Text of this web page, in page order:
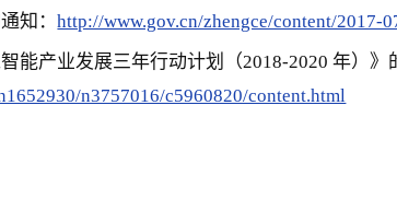
知：http://www.gov.cn/zhengce/content/2017-
能产业发展三年行动计划（2018-2020 年）》
n3757016/c5960820/content.html